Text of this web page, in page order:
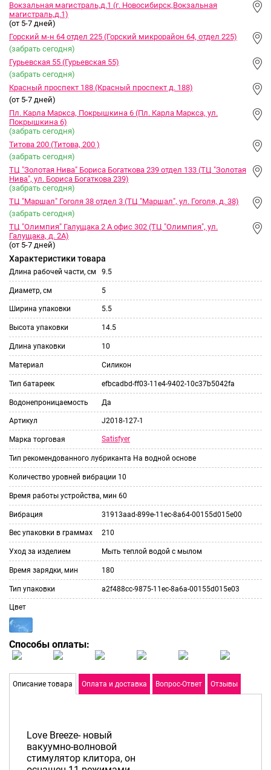
Вокзальная магистраль,д.1 (г. Новосибирск,Вокзальная
магистраль,д.1)
(от 5-7 дней)
Горский м-н 64 отдел 225 (Горский микрорайон 64, отдел 225)
(забрать сегодня)
Гурьевская 55 (Гурьевская 55)
(забрать сегодня)
Красный проспект 188 (Красный проспект д. 188)
(от 5-7 дней)
Пл. Карла Маркса, Покрышкина 6 (Пл. Карла Маркса, ул.
Покрышкина 6)
(забрать сегодня)
Титова 200 (Титова, 200 )
(забрать сегодня)
ТЦ "Золотая Нива" Бориса Богаткова 239 отдел 133 (ТЦ "Золотая
Нива", ул. Бориса Богаткова 239)
(забрать сегодня)
ТЦ "Маршал" Гоголя 38 отдел 3 (ТЦ "Маршал", ул. Гоголя, д. 38)
(забрать сегодня)
ТЦ "Олимпия" Галущака 2 А офис 302 (ТЦ "Олимпия", ул.
Галущака, д. 2А)
(от 5-7 дней)
Характеристики товара
Длина рабочей части, см 9.5
Диаметр, см 5
Ширина упаковки 5.5
Высота упаковки 14.5
Длина упаковки 10
Материал Силикон
Тип батареек efbcadbd-ff03-11e4-9402-10c37b5042fa
Водонепроницаемость Да
Артикул J2018-127-1
Марка торговая Satisfyer
Тип рекомендованного лубриканта На водной основе
Количество уровней вибрации 10
Время работы устройства, мин 60
Вибрация 31913aad-899e-11ec-8a64-00155d015e00
Вес упаковки в граммах 210
Уход за изделием Мыть теплой водой с мылом
Время зарядки, мин 180
Тип упаковки a2f488cc-9875-11ec-8a6a-00155d015e03
Цвет
Способы оплаты:
Описание товара Оплата и доставка Вопрос-Ответ Отзывы
Love Breeze- новый
вакуумно-волновой
стимулятор клитора, он